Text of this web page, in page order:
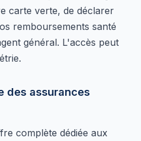
carte verte, de déclarer
remboursements santé
général. L'accès peut
des assurances
complète dédiée aux